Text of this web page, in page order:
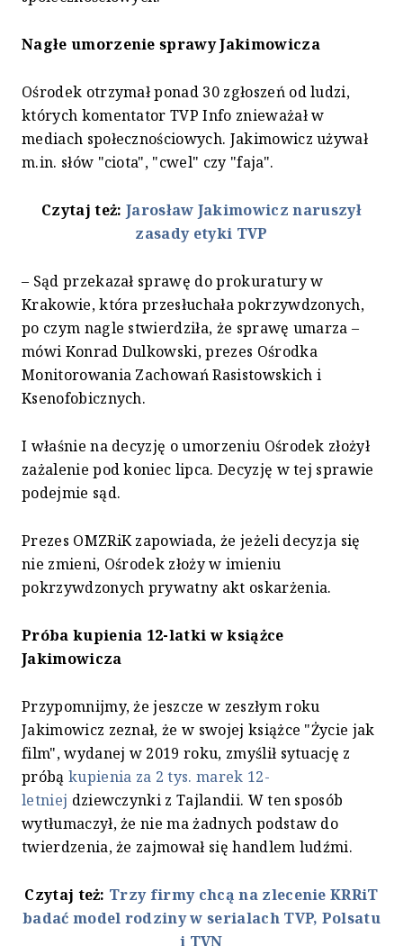
Nagłe umorzenie sprawy Jakimowicza
Ośrodek otrzymał ponad 30 zgłoszeń od ludzi,
których komentator TVP Info znieważał w
mediach społecznościowych. Jakimowicz używał
m.in. słów "ciota", "cwel" czy "faja".
Czytaj też: Jarosław Jakimowicz naruszył
zasady etyki TVP
– Sąd przekazał sprawę do prokuratury w
Krakowie, która przesłuchała pokrzywdzonych,
po czym nagle stwierdziła, że sprawę umarza –
mówi Konrad Dulkowski, prezes Ośrodka
Monitorowania Zachowań Rasistowskich i
Ksenofobicznych.
I właśnie na decyzję o umorzeniu Ośrodek złożył
zażalenie pod koniec lipca. Decyzję w tej sprawie
podejmie sąd.
Prezes OMZRiK zapowiada, że jeżeli decyzja się
nie zmieni, Ośrodek złoży w imieniu
pokrzywdzonych prywatny akt oskarżenia.
Próba kupienia 12-latki w książce
Jakimowicza
Przypomnijmy, że jeszcze w zeszłym roku
Jakimowicz zeznał, że w swojej książce "Życie jak
film", wydanej w 2019 roku, zmyślił sytuację z
próbą kupienia za 2 tys. marek 12-
letniej dziewczynki z Tajlandii. W ten sposób
wytłumaczył, że nie ma żadnych podstaw do
twierdzenia, że zajmował się handlem ludźmi.
Czytaj też: Trzy firmy chcą na zlecenie KRRiT
badać model rodziny w serialach TVP, Polsatu
i TVN